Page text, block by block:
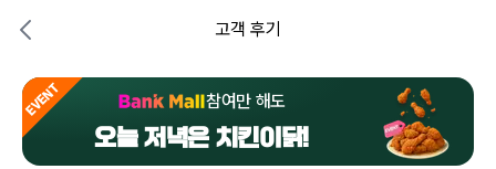
고객 후기
EVENT 참여만 해도
오늘 저녁은 치킨이닭!